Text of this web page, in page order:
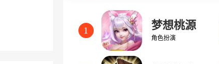
1 梦想桃源
角色扮演